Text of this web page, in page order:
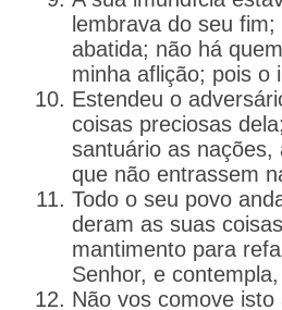
lembrava do seu
abatida; não há
minha aflição; pois o
Estendeu o
coisas preciosas
santuário as
que não entrassem
Todo o seu povo
deram as suas
mantimento para
Senhor, e
Não vos comove